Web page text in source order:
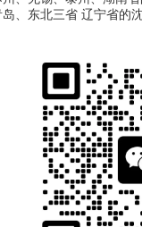
、东北三省 辽宁省